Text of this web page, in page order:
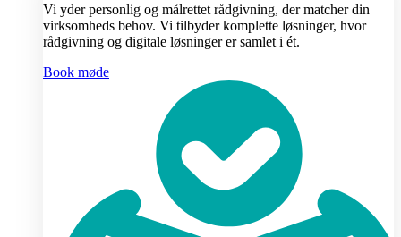
Vi yder personlig og målrettet rådgivning, der matcher din
virksomheds behov. Vi tilbyder komplette løsninger, hvor
rådgivning og digitale løsninger er samlet i ét.
Book møde